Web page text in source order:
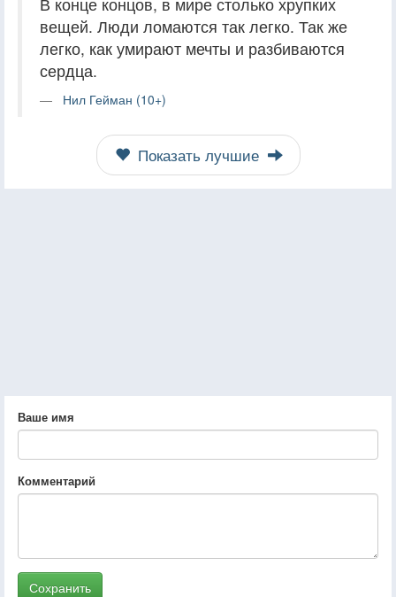
вещей. Люди ломаются так легко. Так же
легко, как умирают мечты и разбиваются
сердца.
Нил Гейман (10+)
Показать лучшие
Ваше имя
Комментарий
Сохранить